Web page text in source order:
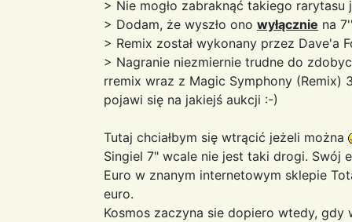
> Nie mogło zabraknąć takiego rarytasu
> Dodam, że wyszło ono wyłącznie na
> Remix został wykonany przez Dave'a
> Nagranie niezmiernie trudne do
rremix wraz z Magic Symphony (Remix)
pojawi się na jakiejś aukcji :-)
Tutaj chciałbym się wtrącić jeżeli można
Singiel 7" wcale nie jest taki drogi. Swój
Euro w znanym internetowym sklepie
euro.
Kosmos zaczyna sie dopiero wtedy,